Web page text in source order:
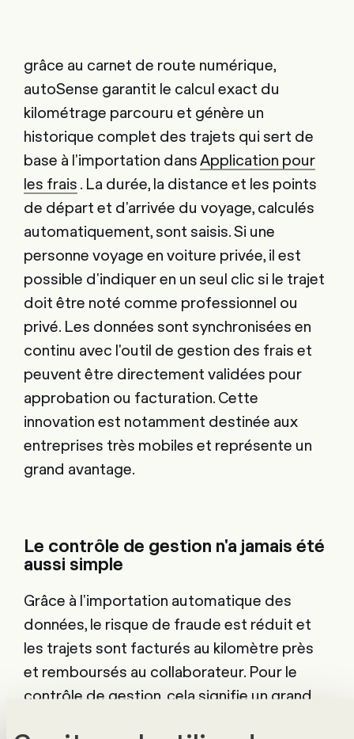
grâce au carnet de route numérique,
autoSense garantit le calcul exact du
kilométrage parcouru et génère un
historique complet des trajets qui sert de
base à l'importation dansApplication pour
les frais . La durée, la distance et les points
de départ et d'arrivée du voyage, calculés
automatiquement, sont saisis. Si une
personne voyage en voiture privée, il est
possible d'indiquer en un seul clic si le trajet
doit être noté comme professionnel ou
privé. Les données sont synchronisées en
continu avec l'outil de gestion des frais et
peuvent être directement validées pour
approbation ou facturation. Cette
innovation est notamment destinée aux
entreprises très mobiles et représente un
grand avantage.
Le contrôle de gestion n'a jamais été
aussi simple
Grâce à l'importation automatique des
données, le risque de fraude est réduit et
les trajets sont facturés au kilomètre près
et remboursés au collaborateur. Pour le
contrôle de gestion, cela signifie un grand